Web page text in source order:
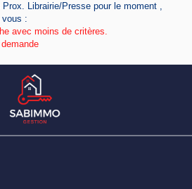
Librairie/Presse pour le moment ,
vous :
avec moins de critères.